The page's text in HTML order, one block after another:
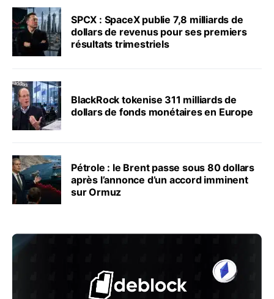
SPCX : SpaceX publie 7,8 milliards de
dollars de revenus pour ses premiers
résultats trimestriels
BlackRock tokenise 311 milliards de
dollars de fonds monétaires en Europe
Pétrole : le Brent passe sous 80 dollars
après l’annonce d’un accord imminent
sur Ormuz